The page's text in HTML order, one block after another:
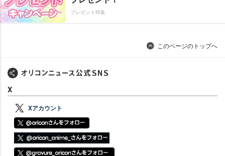
プレゼント特集
このページのトップへ
X
Xアカウント